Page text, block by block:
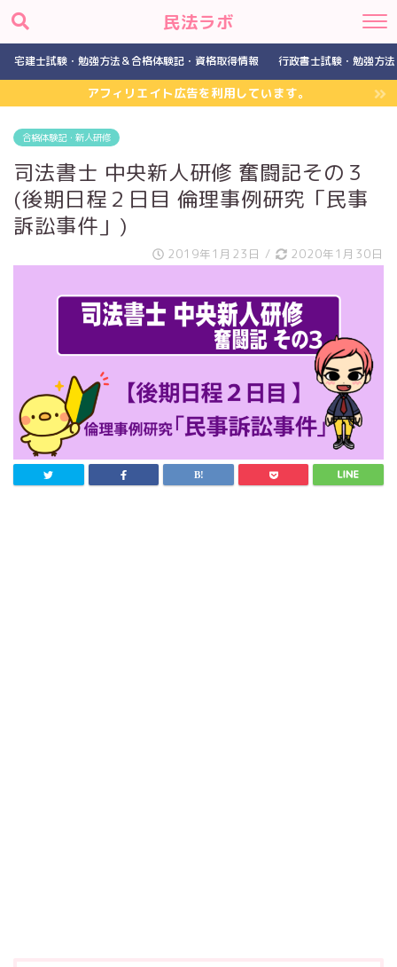
民法ラボ
宅建士試験・勉強方法＆合格体験記・資格取得情報 行政書士試験・勉強方
アフィリエイト広告を利用しています。
合格体験記・新人研修
司法書士 中央新人研修 奮闘記その３
(後期日程２日目 倫理事例研究「民事
訴訟事件」)
2019年1月23日 / 2020年1月30日